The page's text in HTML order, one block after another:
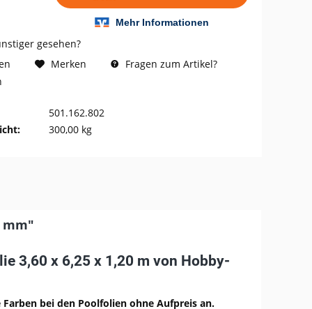
gesehen?
Merken
Fragen zum Artikel?
501.162.802
300,00 kg
mm"
3,60 x 6,25 x 1,20 m von Hobby-
bei den Poolfolien ohne Aufpreis an.